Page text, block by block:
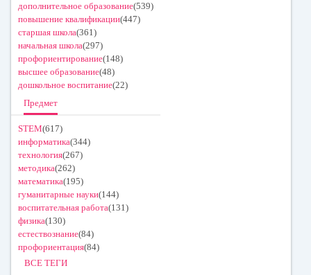
дополнительное образование(539)
повышение квалификации(447)
старшая школа(361)
начальная школа(297)
профориентирование(148)
высшее образование(48)
дошкольное воспитание(22)
Предмет
STEM(617)
информатика(344)
технология(267)
методика(262)
математика(195)
гуманитарные науки(144)
воспитательная работа(131)
физика(130)
естествознание(84)
профориентация(84)
ВСЕ ТЕГИ